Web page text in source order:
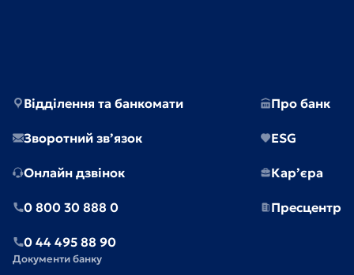
Відділення та банкомати
Зворотний зв’язок
Онлайн дзвінок
0 800 30 888 0
0 44 495 88 90
Про банк
ESG
Кар’єра
Пресцентр
Документи банку